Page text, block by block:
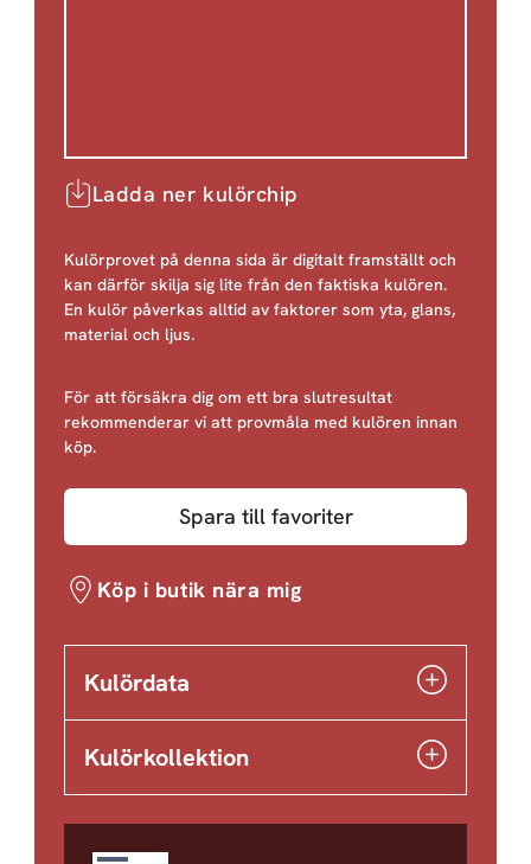
Ladda ner kulörchip
Kulörprovet på denna sida är digitalt framställt och
kan därför skilja sig lite från den faktiska kulören.
En kulör påverkas alltid av faktorer som yta, glans,
material och ljus.
För att försäkra dig om ett bra slutresultat
rekommenderar vi att provmåla med kulören innan
köp.
Spara till favoriter
Köp i butik nära mig
Kulördata
Kulörkollektion